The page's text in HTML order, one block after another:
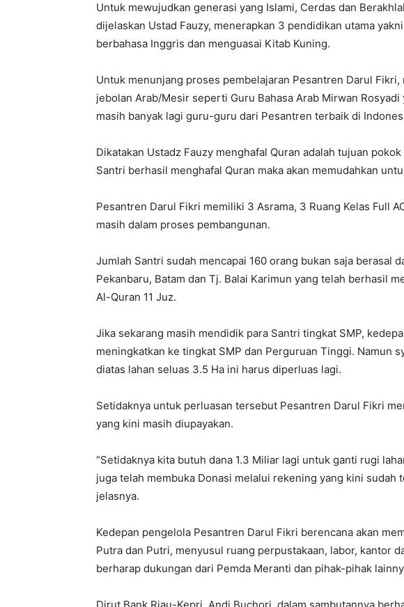
Untuk mewujudkan generasi yang Islami, Cerdas dan
dijelaskan Ustad Fauzy, menerapkan 3 pendidikan utama
berbahasa Inggris dan menguasai Kitab Kuning.
Untuk menunjang proses pembelajaran Pesantren Darul
jebolan Arab/Mesir seperti Guru Bahasa Arab Mirwan
masih banyak lagi guru-guru dari Pesantren terbaik di
Dikatakan Ustadz Fauzy menghafal Quran adalah tujuan
Santri berhasil menghafal Quran maka akan memudahkan
Pesantren Darul Fikri memiliki 3 Asrama, 3 Ruang Kelas Full
masih dalam proses pembangunan.
Jumlah Santri sudah mencapai 160 orang bukan saja berasal
Pekanbaru, Batam dan Tj. Balai Karimun yang telah berhasil
Al-Quran 11 Juz.
Jika sekarang masih mendidik para Santri tingkat SMP,
meningkatkan ke tingkat SMP dan Perguruan Tinggi. Namun
diatas lahan seluas 3.5 Ha ini harus diperluas lagi.
Setidaknya untuk perluasan tersebut Pesantren Darul Fikri
yang kini masih diupayakan.
“Setidaknya kita butuh dana 1.3 Miliar lagi untuk ganti rugi
juga telah membuka Donasi melalui rekening yang kini sudah
jelasnya.
Kedepan pengelola Pesantren Darul Fikri berencana akan
Putra dan Putri, menyusul ruang perpustakaan, labor, kantor
berharap dukungan dari Pemda Meranti dan pihak-pihak